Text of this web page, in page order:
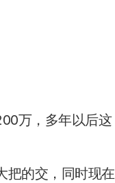
万，多年以后这
把的交，同时现在